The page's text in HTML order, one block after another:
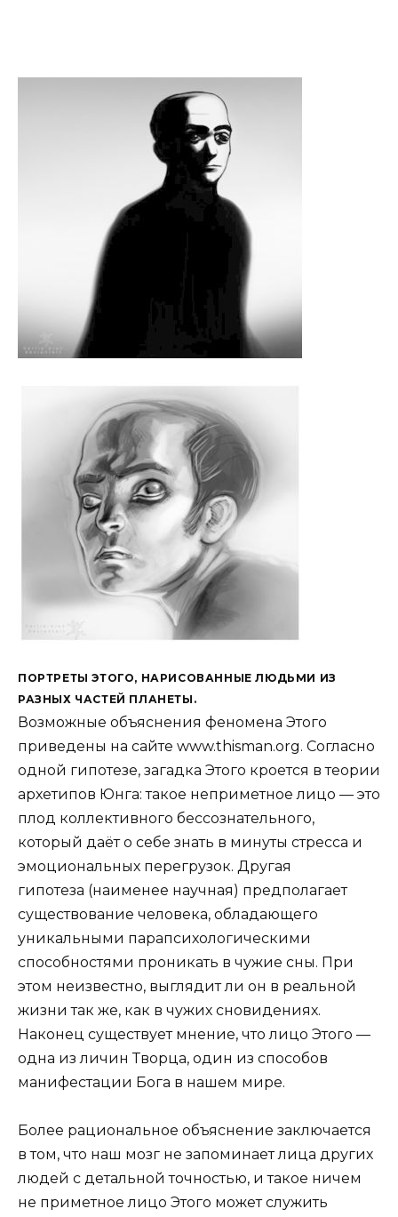
ПОРТРЕТЫ ЭТОГО, НАРИСОВАННЫЕ ЛЮДЬМИ ИЗ
РАЗНЫХ ЧАСТЕЙ ПЛАНЕТЫ.
Возможные объяснения феномена Этого
приведены на сайте www.thisman.org. Согласно
одной гипотезе, загадка Этого кроется в теории
архетипов Юнга: такое неприметное лицо — это
плод коллективного бессознательного,
который даёт о себе знать в минуты стресса и
эмоциональных перегрузок. Другая
гипотеза (наименее научная) предполагает
существование человека, обладающего
уникальными парапсихологическими
способностями проникать в чужие сны. При
этом неизвестно, выглядит ли он в реальной
жизни так же, как в чужих сновидениях.
Наконец существует мнение, что лицо Этого —
одна из личин Творца, один из способов
манифестации Бога в нашем мире.
Более рациональное объяснение заключается
в том, что наш мозг не запоминает лица других
людей с детальной точностью, и такое ничем
не приметное лицо Этого может служить